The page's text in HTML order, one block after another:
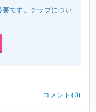
です。チップについ
コメント(0)